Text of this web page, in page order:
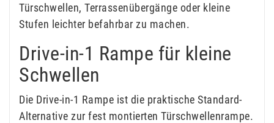
Türschwellen, Terrassenübergänge oder kleine
Stufen leichter befahrbar zu machen.
Drive-in-1 Rampe für kleine
Schwellen
Die Drive-in-1 Rampe ist die praktische Standard-
Alternative zur fest montierten Türschwellenrampe.